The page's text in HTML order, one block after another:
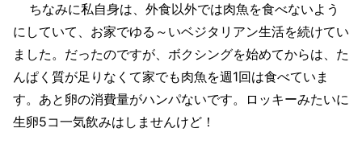
ちなみに私自身は、外食以外では肉魚を食べないよう
にしていて、お家でゆる～いベジタリアン生活を続けてい
ました。だったのですが、ボクシングを始めてからは、た
んぱく質が足りなくて家でも肉魚を週1回は食べていま
す。あと卵の消費量がハンパないです。ロッキーみたいに
生卵5コ一気飲みはしませんけど！